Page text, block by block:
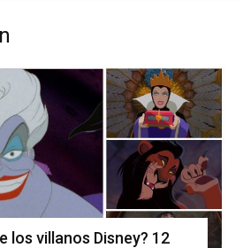
los villanos Disney? 12